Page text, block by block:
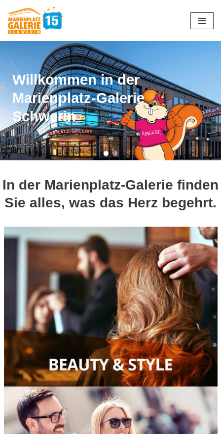
Zum
Willkommen in der
Marienplatz-Galerie
Schwerin
In der Marienplatz-Galerie finden
Sie alles, was das Herz begehrt.